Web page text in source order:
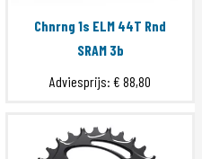
Chnrng 1s ELM 44T Rnd
SRAM 3b
Adviesprijs: € 88,80